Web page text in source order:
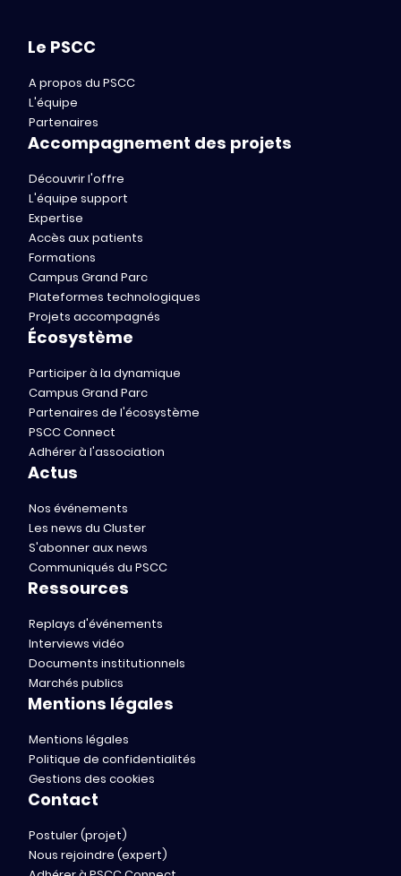
Le PSCC
A propos du PSCC
L'équipe
Partenaires
Accompagnement des projets
Découvrir l'offre
L'équipe support
Expertise
Accès aux patients
Formations
Campus Grand Parc
Plateformes technologiques
Projets accompagnés
Écosystème
Participer à la dynamique
Campus Grand Parc
Partenaires de l'écosystème
PSCC Connect
Adhérer à l'association
Actus
Nos événements
Les news du Cluster
S'abonner aux news
Communiqués du PSCC
Ressources
Replays d'événements
Interviews vidéo
Documents institutionnels
Marchés publics
Mentions légales
Mentions légales
Politique de confidentialités
Gestions des cookies
Contact
Postuler (projet)
Nous rejoindre (expert)